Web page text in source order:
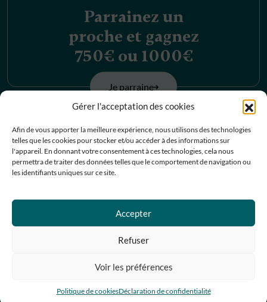
Gérer l'acceptation des cookies
Afin de vous apporter la meilleure expérience, nous utilisons des technologies
telles que les cookies pour stocker et/ou accéder à des informations sur
l'appareil. En donnant votre consentement à ces technologies, cela nous
permettra de traiter des données telles que le comportement de navigation ou
les identifiants uniques sur ce site.
Accepter
Refuser
Voir les préférences
Politique de cookiesDéclaration de confidentialité
Parrainez un
proche et gagnez
750€ ou 1000€
Je parraine
Découvrez nos
offres d’emplois
Contactez-nous
Prendre RDV
05 67 07 07 67
FacebookInstagram
YoutubeLinkedinPinterest